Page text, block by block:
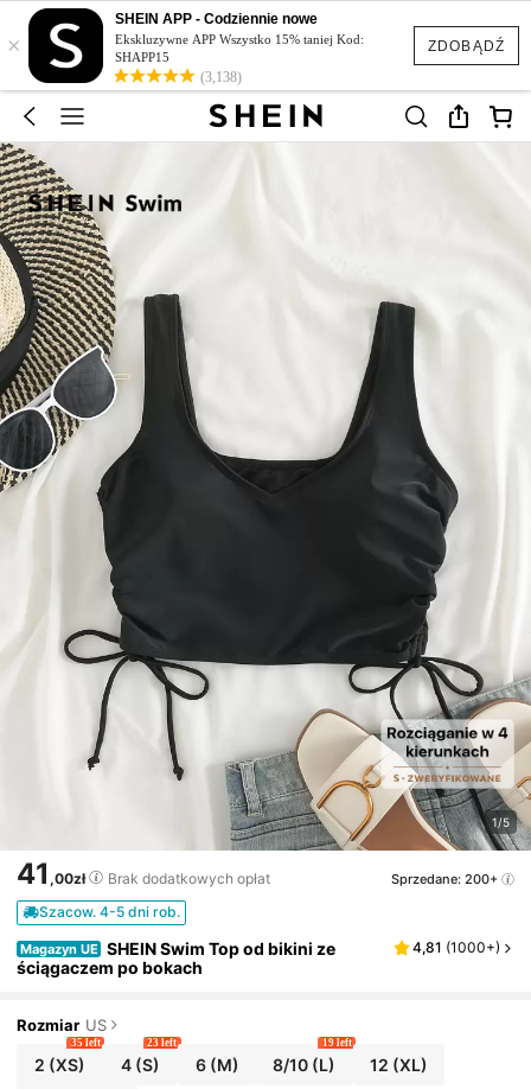
ZDOBĄDŹ
×
SHEIN APP - Codziennie nowe
Ekskluzywne APP Wszystko 15% taniej Kod:
SHAPP15
(3,138)
1/5
41 ,00zł Brak dodatkowych opłat Sprzedane: 200+
Szacow. 4-5 dni rob.
Magazyn UE SHEIN Swim Top od bikini ze
ściągaczem po bokach
4,81 (1000+)
Rozmiar US
2 (XS)
35 left
4(S)
23 left
6(M) 8/10 (L)
19 left
12 (XL)